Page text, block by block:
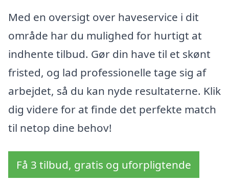
Med en oversigt over haveservice i dit
område har du mulighed for hurtigt at
indhente tilbud. Gør din have til et skønt
fristed, og lad professionelle tage sig af
arbejdet, så du kan nyde resultaterne. Klik
dig videre for at finde det perfekte match
til netop dine behov!
Få 3 tilbud, gratis og uforpligtende